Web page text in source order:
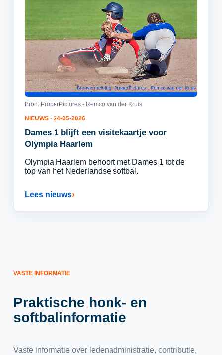
Bron: ProperPictures - Remco van der Kruis
NIEUWS · 24-05-2026
Dames 1 blijft een visitekaartje voor
Olympia Haarlem
Olympia Haarlem behoort met Dames 1 tot de
top van het Nederlandse softbal.
Lees nieuws
VASTE INFORMATIE
Praktische honk- en
softbalinformatie
Vaste informatie over ledenadministratie, contributie,